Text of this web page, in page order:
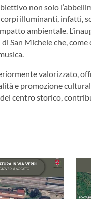
non solo
illuminanti, infatti,
ambientale.
San Michele che,
valorizzato,
e promozione
centro storico,